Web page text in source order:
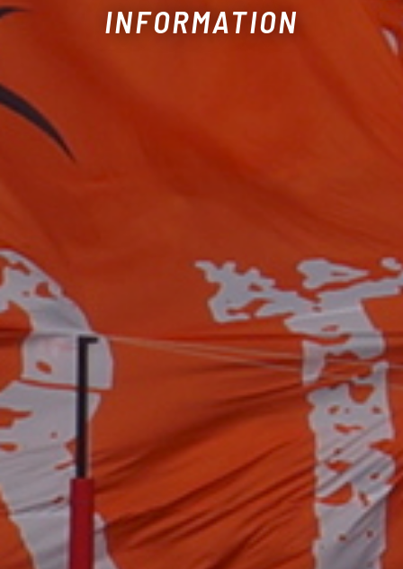
INFORMATION